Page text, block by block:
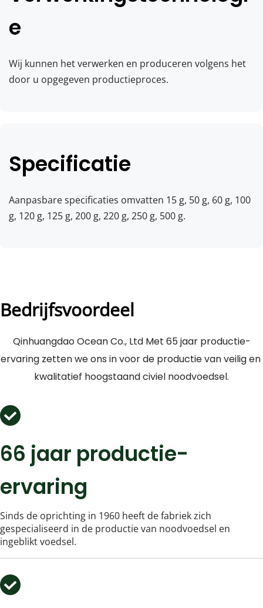
e
Wij kunnen het verwerken en produceren volgens het
door u opgegeven productieproces.
Specificatie
Aanpasbare specificaties omvatten 15 g, 50 g, 60 g, 100
g, 120 g, 125 g, 200 g, 220 g, 250 g, 500 g.
Bedrijfsvoordeel
Qinhuangdao Ocean Co., Ltd Met 65 jaar productie-
ervaring zetten we ons in voor de productie van veilig en
kwalitatief hoogstaand civiel noodvoedsel.
66 jaar productie-
ervaring
Sinds de oprichting in 1960 heeft de fabriek zich
gespecialiseerd in de productie van noodvoedsel en
ingeblikt voedsel.